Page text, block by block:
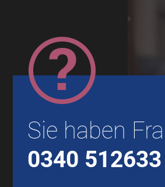
Sie haben
0340 512633